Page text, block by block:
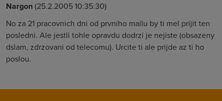
Nargon(25.2.2005 10:35:30)
No za 21 pracovnich dni od prvniho mailu by ti mel prijit ten
posledni. Ale jestli tohle opravdu dodrzi je nejiste (obsazeny
dslam, zdrzovani od telecomu). Urcite ti ale prijde az ti ho
poslou.